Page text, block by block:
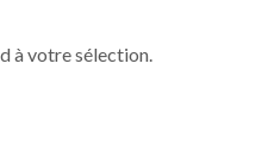
à votre sélection.